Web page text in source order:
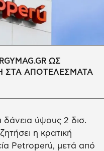
ΩΣ
ΣΤΑ ΑΠΟΤΕΛΕΣΜΑΤΑ
δάνεια ύψους 2 δισ.
η κρατική
Petroperú, μετά από